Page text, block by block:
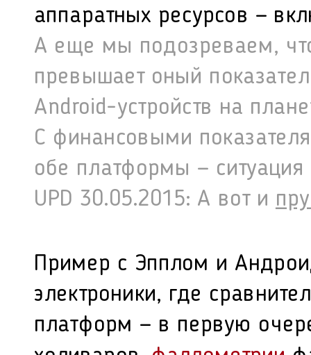
аппаратных ресурсов —
А еще мы подозреваем,
превышает оный
Android-устройств на
С финансовыми
обе платформы — ситуация
UPD 30.05.2015: А вот и
Пример с Эпплом и
электроники, где
платформ — в первую